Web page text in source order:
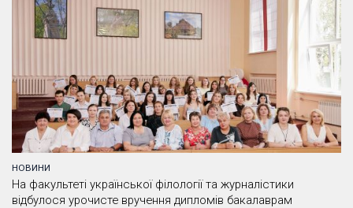
НОВИНИ
На факультеті української філології та журналістики
відбулося урочисте вручення дипломів бакалаврам